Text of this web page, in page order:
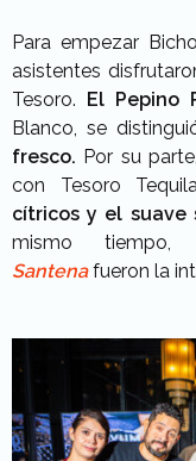
Para empezar
asistentes
Tesoro.
El Pepino
Blanco, se
fresco. Por su
con Tesoro
cítricos y el suave
mismo
Santenafueron la